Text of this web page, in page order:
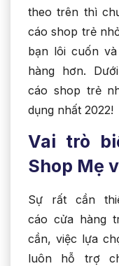
theo trên thì
cáo shop trẻ
bạn lôi cuốn
hàng hơn.
cáo shop trẻ
dụng nhất 2022!
Vai trò
Shop Mẹ
Sự rất cần
cáo cửa hàng
cần, việc lựa
luôn hỗ trợ